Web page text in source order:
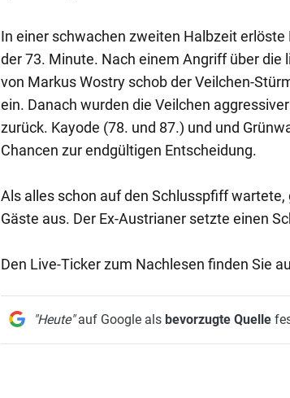
In einer schwachen zweiten Halbzeit erlöste
der 73. Minute. Nach einem Angriff über die
von Markus Wostry schob der Veilchen-
ein. Danach wurden die Veilchen
zurück. Kayode (78. und 87.) und und
Chancen zur endgültigen Entscheidung.
Als alles schon auf den Schlusspfiff wartete,
Gäste aus. Der Ex-Austrianer setzte einen
Den Live-Ticker zum Nachlesen finden Sie
"Heute"auf Google als bevorzugte Quelle